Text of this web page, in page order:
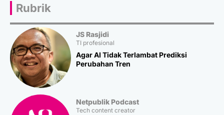
Rubrik
JS Rasjidi
TI profesional
Agar AI Tidak Terlambat Prediksi
Perubahan Tren
Netpublik Podcast
Tech content creator